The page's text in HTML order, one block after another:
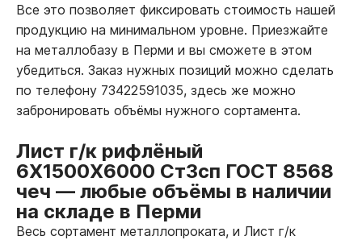
Все это позволяет фиксировать стоимость нашей
продукцию на минимальном уровне. Приезжайте
на металлобазу в Перми и вы сможете в этом
убедиться. Заказ нужных позиций можно сделать
по телефону 73422591035, здесь же можно
забронировать объёмы нужного сортамента.
Лист г/к рифлёный
6Х1500Х6000 Ст3сп ГОСТ 8568
чеч — любые объёмы в наличии
на складе в Перми
Весь сортамент металлопроката, и Лист г/к